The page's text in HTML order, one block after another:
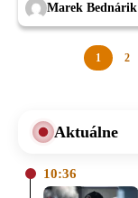
Marek Bednárik
1 2
Aktuálne
10:36